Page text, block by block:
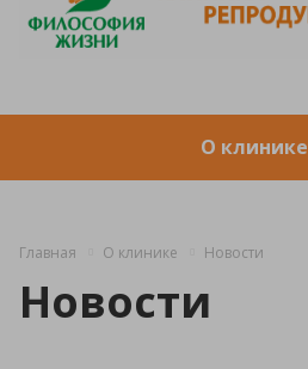
О клинике
Главная О клинике Новости
Новости